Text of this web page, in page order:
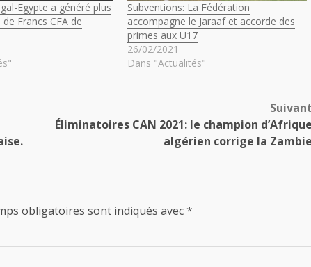
Egypte a généré plus
Francs CFA de
Subventions: La Fédération
accompagne le Jaraaf et accorde des
primes aux U17
26/02/2021
Dans "Actualités"
Suivant
Éliminatoires CAN 2021: le champion d’Afrique
algérien corrige la Zambie
obligatoires sont indiqués avec*